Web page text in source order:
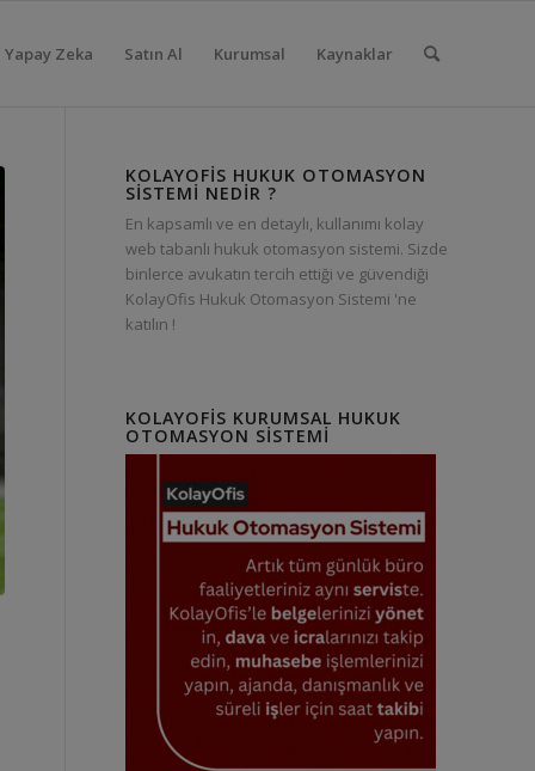
Yapay Zeka Satın Al Kurumsal Kaynaklar
KOLAYOFIS HUKUK OTOMASYON
SISTEMI NEDIR ?
En kapsamlı ve en detaylı, kullanımı kolay
web tabanlı hukuk otomasyon sistemi. Sizde
binlerce avukatın tercih ettiği ve güvendiği
KolayOfis Hukuk Otomasyon Sistemi 'ne
katılın !
KOLAYOFIS KURUMSAL HUKUK
OTOMASYON SISTEMI